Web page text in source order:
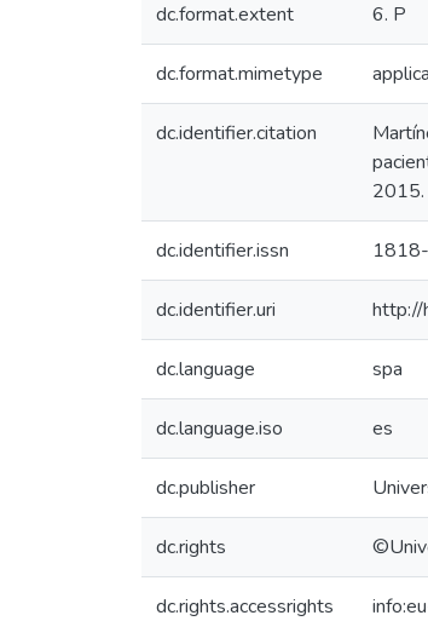
dc.format.extent 6. P
dc.format.mimetype
dc.identifier.citation
2015.
dc.identifier.issn
dc.identifier.uri http://
dc.language spa
dc.language.iso es
dc.publisher
dc.rights
dc.rights.accessrights